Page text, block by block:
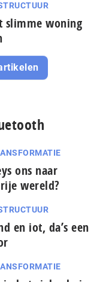
slimme woning
ons naar
wereld?
en iot, da’s een